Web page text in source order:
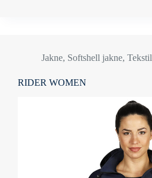
Jakne, Softshell jakne, Tekstil
RIDER WOMEN